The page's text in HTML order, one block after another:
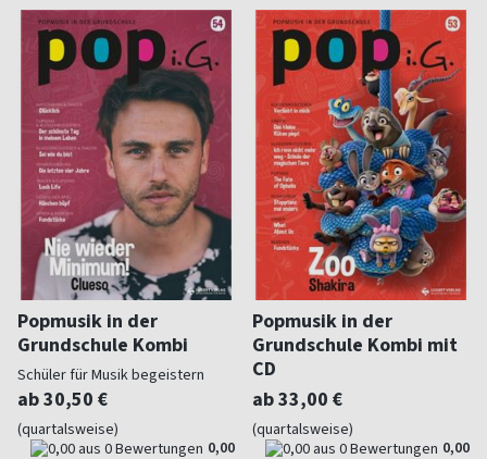
Popmusik in der
Grundschule Kombi
Schüler für Musik begeistern
ab 30,50 €
(quartalsweise)
0,00
Popmusik in der
Grundschule Kombi mit
CD
Schüler für Musik begeistern
ab 33,00 €
(quartalsweise)
0,00